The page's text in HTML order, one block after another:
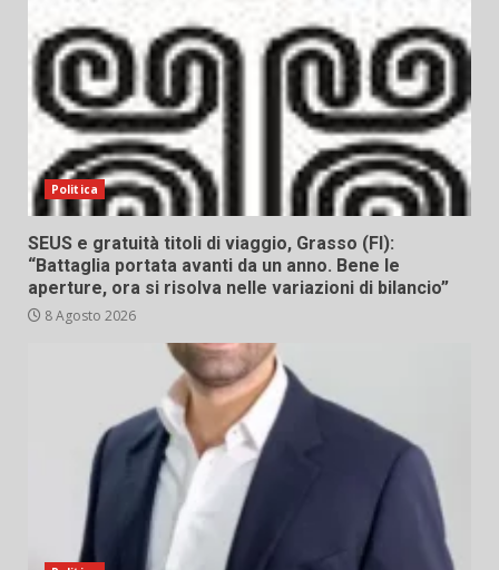
Politica
SEUS e gratuità titoli di viaggio, Grasso (FI):
“Battaglia portata avanti da un anno. Bene le
aperture, ora si risolva nelle variazioni di bilancio”
8 Agosto 2026